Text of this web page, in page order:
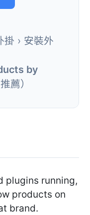
› 安裝外
by
薦）
plugins running,
products on
brand.